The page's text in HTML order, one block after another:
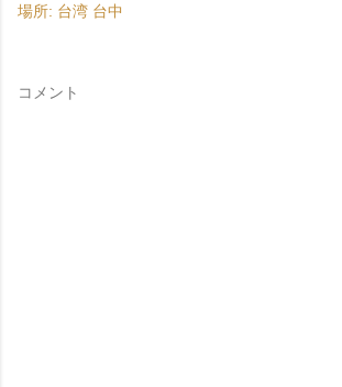
場所: 台湾 台中
コメント